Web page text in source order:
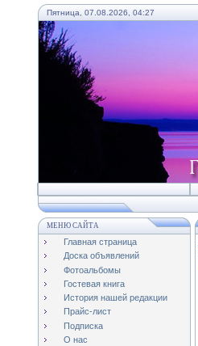
Пятница, 07.08.2026, 04:27
МЕНЮ САЙТА
Главная страница
Доска объявлений
Фотоальбомы
Гостевая книга
История нашей редакции
Прайс-лист
Подписка
О нас